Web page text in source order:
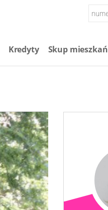
Kredyty Skup mieszkań​